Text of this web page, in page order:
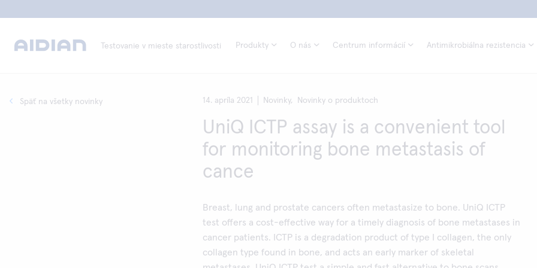
Testovanie v mieste starostlivosti Produkty O nás Centrum informácií Antimikrobiálna rezistencia
Späť na všetky novinky 14. apríla 2021 Novinky, Novinky o produktoch
UniQ ICTP assay is a convenient tool
for monitoring bone metastasis of
cance
Breast, lung and prostate cancers often metastasize to bone. UniQ ICTP
test offers a cost-effective way for a timely diagnosis of bone metastases in
cancer patients. ICTP is a degradation product of type I collagen, the only
collagen type found in bone, and acts an early marker of skeletal